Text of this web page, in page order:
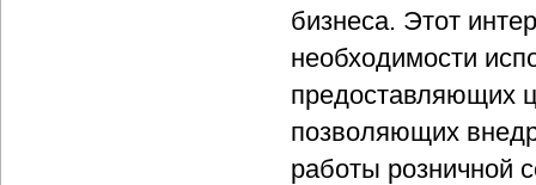
бизнеса. Этот
необходимости
предоставляющих
позволяющих
работы розничной